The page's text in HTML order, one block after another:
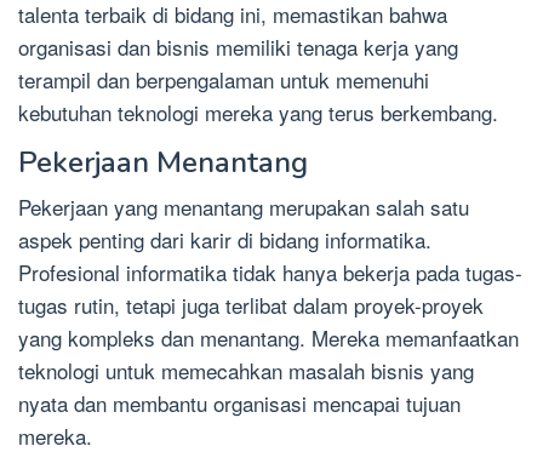
talenta terbaik di bidang ini, memastikan bahwa
organisasi dan bisnis memiliki tenaga kerja yang
terampil dan berpengalaman untuk memenuhi
kebutuhan teknologi mereka yang terus berkembang.
Pekerjaan Menantang
Pekerjaan yang menantang merupakan salah satu
aspek penting dari karir di bidang informatika.
Profesional informatika tidak hanya bekerja pada tugas-
tugas rutin, tetapi juga terlibat dalam proyek-proyek
yang kompleks dan menantang. Mereka memanfaatkan
teknologi untuk memecahkan masalah bisnis yang
nyata dan membantu organisasi mencapai tujuan
mereka.